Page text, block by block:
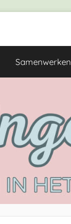
Samenwerken